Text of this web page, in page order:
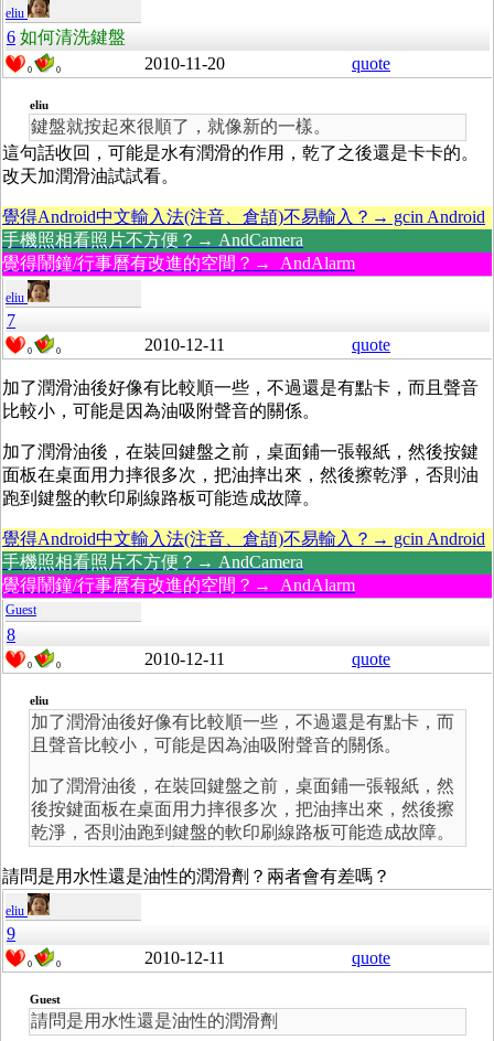
eliu
6 如何清洗鍵盤
0 0 2010-11-20 quote
eliu
鍵盤就按起來很順了，就像新的一樣。
這句話收回，可能是水有潤滑的作用，乾了之後還是卡卡的。
改天加潤滑油試試看。
覺得Android中文輸入法(注音、倉頡)不易輸入？→ gcin Android
手機照相看照片不方便？→ AndCamera
覺得鬧鐘/行事曆有改進的空間？→ AndAlarm
eliu
7
0 0 2010-12-11 quote
加了潤滑油後好像有比較順一些，不過還是有點卡，而且聲音
比較小，可能是因為油吸附聲音的關係。
加了潤滑油後，在裝回鍵盤之前，桌面鋪一張報紙，然後按鍵
面板在桌面用力摔很多次，把油摔出來，然後擦乾淨，否則油
跑到鍵盤的軟印刷線路板可能造成故障。
覺得Android中文輸入法(注音、倉頡)不易輸入？→ gcin Android
手機照相看照片不方便？→ AndCamera
覺得鬧鐘/行事曆有改進的空間？→ AndAlarm
Guest
8
0 0 2010-12-11 quote
eliu
加了潤滑油後好像有比較順一些，不過還是有點卡，而
且聲音比較小，可能是因為油吸附聲音的關係。
加了潤滑油後，在裝回鍵盤之前，桌面鋪一張報紙，然
後按鍵面板在桌面用力摔很多次，把油摔出來，然後擦
乾淨，否則油跑到鍵盤的軟印刷線路板可能造成故障。
請問是用水性還是油性的潤滑劑？兩者會有差嗎？
eliu
9
0 0 2010-12-11 quote
Guest
請問是用水性還是油性的潤滑劑